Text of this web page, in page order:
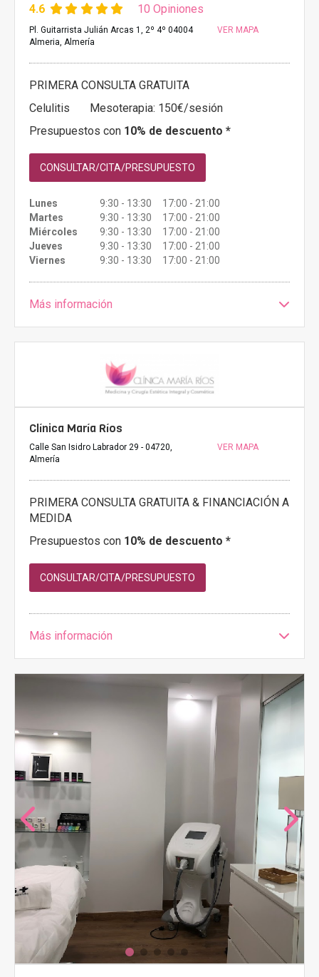
4.6 10 Opiniones
Pl. Guitarrista Julián Arcas 1, 2º 4º 04004
Almeria, Almería
VER MAPA
PRIMERA CONSULTA GRATUITA
Celulitis
Mesoterapia: 150€/sesión
Presupuestos con 10% de descuento *
CONSULTAR/CITA/PRESUPUESTO
Lunes
9:30 - 13:30 17:00 - 21:00
Martes
9:30 - 13:30 17:00 - 21:00
Miércoles
9:30 - 13:30 17:00 - 21:00
Jueves
9:30 - 13:30 17:00 - 21:00
Viernes
9:30 - 13:30 17:00 - 21:00
Más información
Clínica María Ríos
Calle San Isidro Labrador 29 - 04720,
Almería
VER MAPA
PRIMERA CONSULTA GRATUITA & FINANCIACIÓN A
MEDIDA
Presupuestos con 10% de descuento *
CONSULTAR/CITA/PRESUPUESTO
Más información